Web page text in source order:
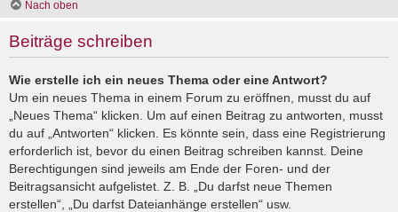
Nach oben
Beiträge schreiben
Wie erstelle ich ein neues Thema oder eine Antwort?
Um ein neues Thema in einem Forum zu eröffnen, musst du auf
„Neues Thema“ klicken. Um auf einen Beitrag zu antworten, musst
du auf „Antworten“ klicken. Es könnte sein, dass eine Registrierung
erforderlich ist, bevor du einen Beitrag schreiben kannst. Deine
Berechtigungen sind jeweils am Ende der Foren- und der
Beitragsansicht aufgelistet. Z. B. „Du darfst neue Themen
erstellen“, „Du darfst Dateianhänge erstellen“ usw.